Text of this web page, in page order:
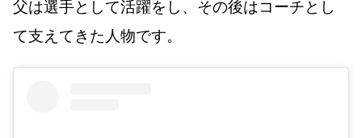
父は選手として活躍をし、その後はコーチとし
て支えてきた人物です。